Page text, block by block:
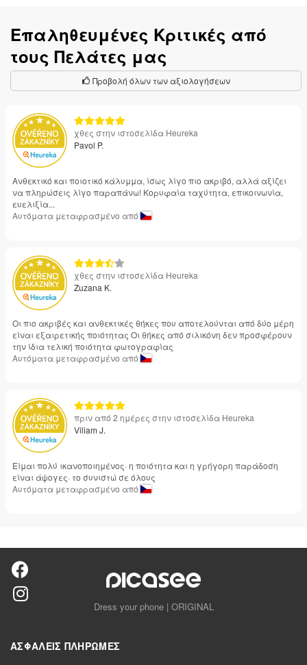
Επαληθευμένες Κριτικές από
τους Πελάτες μας
Προβολή όλων των αξιολογήσεων
χθες στην ιστοσελίδα Heureka
Pavol P.
Ανθεκτικό και ποιοτικό κάλυμμα, ίσως λίγο πιο ακριβό, αλλά αξίζει
να πληρώσεις λίγο παραπάνω! Κορυφαία ταχύτητα, επικοινωνία,
ευελιξία...
Αυτόματα μεταφρασμένο από
χθες στην ιστοσελίδα Heureka
Zuzana K.
Οι πιο ακριβές και ανθεκτικές θήκες που αποτελούνται από δύο μέρη
είναι εξαιρετικής ποιότητας Οι θήκες από σιλικόνη δεν προσφέρουν
την ίδια τελική ποιότητα φωτογραφίας
Αυτόματα μεταφρασμένο από
πριν από 2 ημέρες στην ιστοσελίδα Heureka
Viliam J.
Είμαι πολύ ικανοποιημένος· η ποιότητα και η γρήγορη παράδοση
είναι άψογες· το συνιστώ σε όλους
Αυτόματα μεταφρασμένο από
Dress your phone | ORIGINAL
ΑΣΦΑΛΕΊΣ ΠΛΗΡΩΜΈΣ